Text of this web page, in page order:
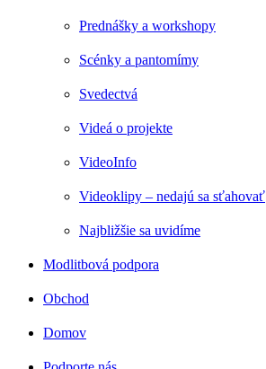
Prednášky a workshopy
Scénky a pantomímy
Svedectvá
Videá o projekte
VideoInfo
Videoklipy – nedajú sa sťahovať
Najbližšie sa uvidíme
Modlitbová podpora
Obchod
Domov